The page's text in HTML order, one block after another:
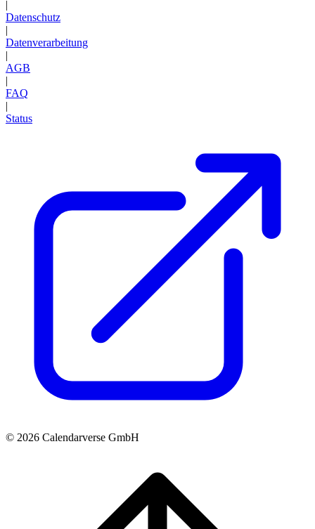
|
Datenschutz
|
Datenverarbeitung
|
AGB
|
FAQ
|
Status
© 2026 Calendarverse GmbH